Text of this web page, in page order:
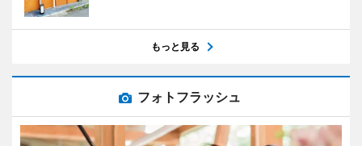
もっと見る
フォトフラッシュ